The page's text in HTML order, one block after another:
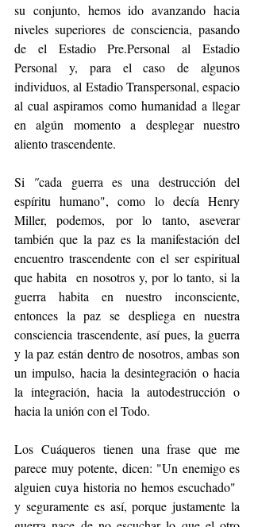
su conjunto, hemos ido avanzando hacia
niveles superiores de consciencia, pasando
de el Estadio Pre.Personal al Estadio
Personal y, para el caso de algunos
individuos, al Estadio Transpersonal, espacio
al cual aspiramos como humanidad a llegar
en algún momento a desplegar nuestro
aliento trascendente.
Si "cada guerra es una destrucción del
espíritu humano", como lo decía Henry
Miller, podemos, por lo tanto, aseverar
también que la paz es la manifestación del
encuentro trascendente con el ser espiritual
que habita  en nosotros y, por lo tanto, si la
guerra habita en nuestro inconsciente,
entonces la paz se despliega en nuestra
consciencia trascendente, así pues, la guerra
y la paz están dentro de nosotros, ambas son
un impulso, hacia la desintegración o hacia
la integración, hacia la autodestrucción o
hacia la unión con el Todo.
Los Cuáqueros tienen una frase que me
parece muy potente, dicen: "Un enemigo es
alguien cuya historia no hemos escuchado"
y seguramente es así, porque justamente la